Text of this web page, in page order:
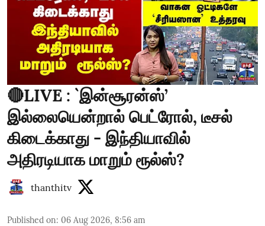
🔴LIVE : `இன்சூரன்ஸ்’
இல்லையென்றால் பெட்ரோல், டீசல்
கிடைக்காது - இந்தியாவில்
அதிரடியாக மாறும் ரூல்ஸ்?
thanthitv
Published on: 06 Aug 2026, 8:56 am